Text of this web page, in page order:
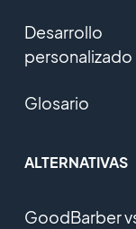
Desarrollo
personalizado
Glosario
ALTERNATIVAS
GoodBarber